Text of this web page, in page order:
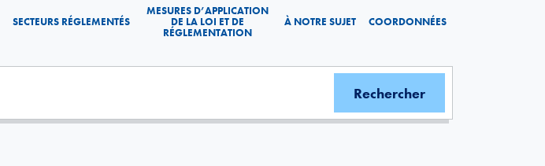
SECTEURS RÉGLEMENTÉS
MESURES D’APPLICATION
DE LA LOI ET DE
RÉGLEMENTATION
À NOTRE SUJET COORDONNÉES